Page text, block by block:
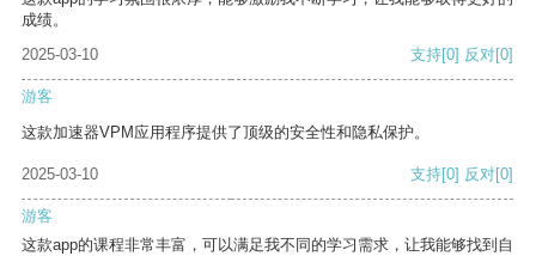
成绩。
2025-03-10
支持[0] 反对[0]
游客
这款加速器VPM应用程序提供了顶级的安全性和隐私保护。
2025-03-10 支持[0] 反对[0]
游客
这款app的课程非常丰富，可以满足我不同的学习需求，让我能够找到自